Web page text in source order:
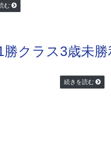
む
クラス3歳未勝
続きを読む